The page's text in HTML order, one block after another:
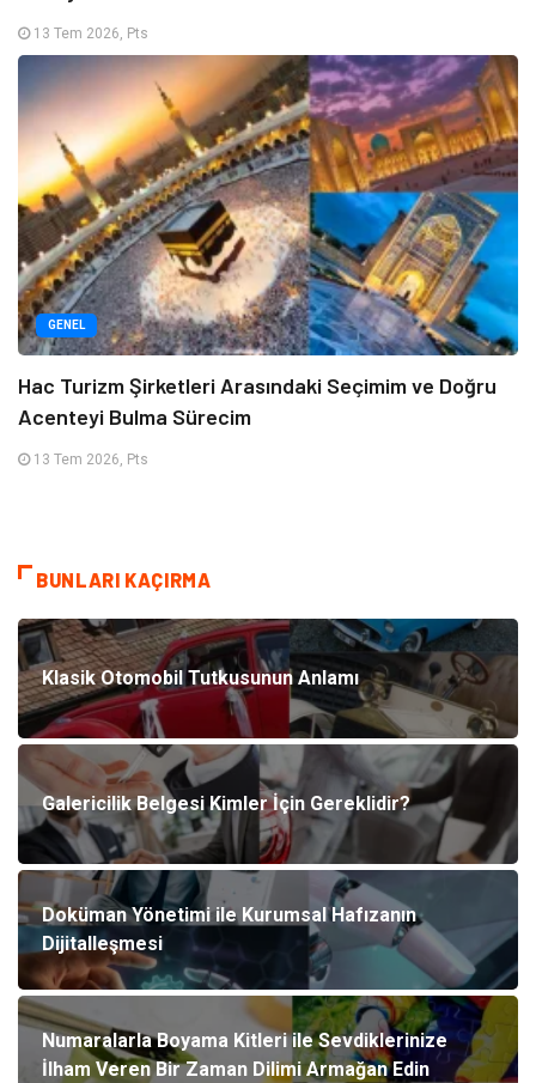
13 Tem 2026, Pts
GENEL
Hac Turizm Şirketleri Arasındaki Seçimim ve Doğru
Acenteyi Bulma Sürecim
13 Tem 2026, Pts
BUNLARI KAÇIRMA
Klasik Otomobil Tutkusunun Anlamı
Galericilik Belgesi Kimler İçin Gereklidir?
Doküman Yönetimi ile Kurumsal Hafızanın
Dijitalleşmesi
Numaralarla Boyama Kitleri ile Sevdiklerinize
İlham Veren Bir Zaman Dilimi Armağan Edin